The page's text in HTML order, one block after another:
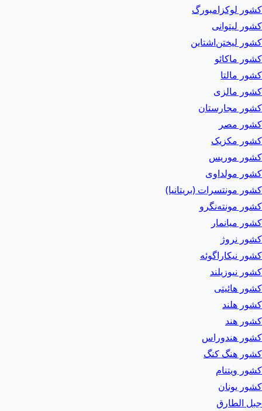
کشور لوکزامبورگ
کشور لیتوانی
کشور لیختن‌اشتاین
کشور ماکائو
کشور مالتا
کشور مالزی
کشور مجارستان
کشور مصر
کشور مکزیک
کشور موریس
کشور مولداوی
کشور مونتسرات (بریتانیا)
کشور مونته‌نگرو
کشور میانمار
کشور نروژ
کشور نیکاراگوئه
کشور نیوزیلند
کشور هائیتی
کشور هلند
کشور هند
کشور هندوراس
کشور هنگ کنگ
کشور ویتنام
کشور یونان
جبل الطارق